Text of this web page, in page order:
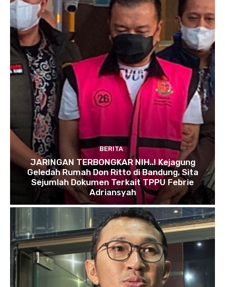
BERITA
JARINGAN TERBONGKAR NIH..! Kejagung
Geledah Rumah Don Ritto di Bandung, Sita
Sejumlah Dokumen Terkait TPPU Febrie
Adriansyah